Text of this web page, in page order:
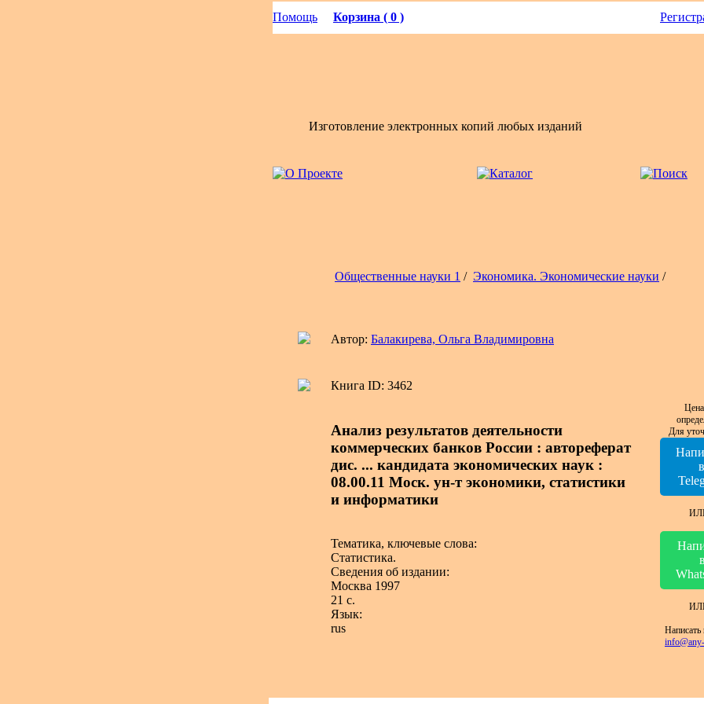
Помощь Корзина ( 0 )
Изготовление электронных копий любых изданий
Общественные науки 1 / Экономика. Экономические науки /
Автор: Балакирева, Ольга Владимировна
Книга ID: 3462
Анализ результатов деятельности
коммерческих банков России : автореферат
дис. ... кандидата экономических наук :
08.00.11 Моск. ун-т экономики, статистики
и информатики
Тематика, ключевые слова:
Статистика.
Сведения об издании:
Москва 1997
21 с.
Язык:
rus
Для
в
в
Написать